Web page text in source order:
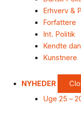
Erhverv &
Forfattere
Int. Politik
Kendte
Kunstnere
NYHEDER
Uge 25 –